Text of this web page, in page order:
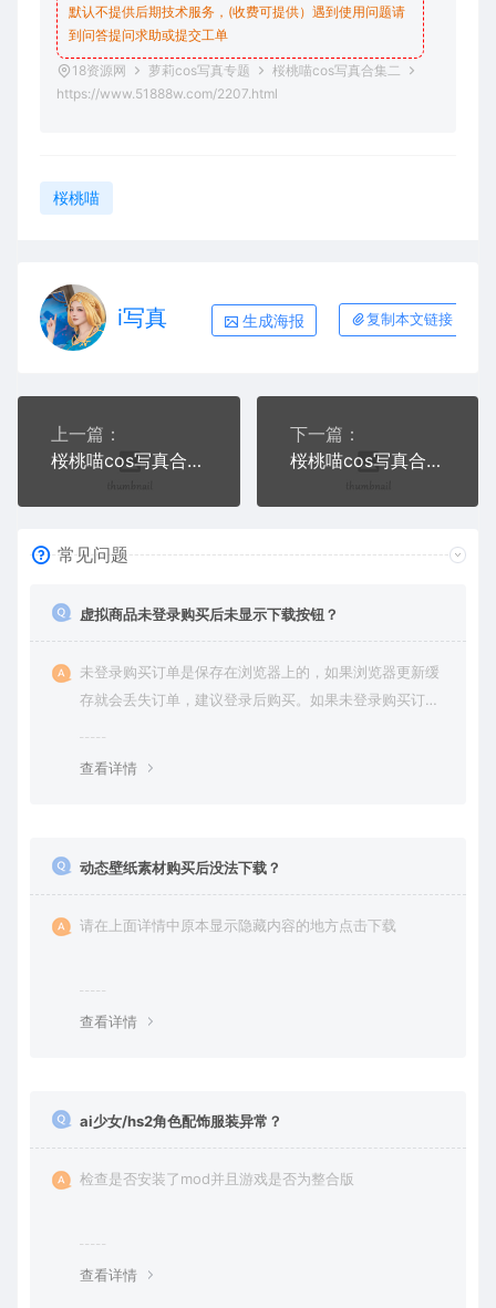
默认不提供后期技术服务，(收费可提供）遇到使用问题请
到问答提问求助或提交工单
18资源网 萝莉cos写真专题
桜桃喵cos写真合集二
https://www.51888w.com/2207.html
桜桃喵
i写真 生成海报 复制本文链接
上一篇：
桜桃喵cos写真合集一
下一篇：
桜桃喵cos写真合集三
常见问题
虚拟商品未登录购买后未显示下载按钮？
未登录购买订单是保存在浏览器上的，如果浏览器更新缓
存就会丢失订单，建议登录后购买。如果未登录购买订单
查看详情
动态壁纸素材购买后没法下载？
请在上面详情中原本显示隐藏内容的地方点击下载
查看详情
ai少女/hs2角色配饰服装异常？
检查是否安装了mod并且游戏是否为整合版
查看详情